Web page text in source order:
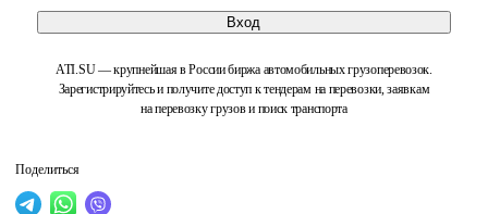
Вход
ATI.SU — крупнейшая в России биржа автомобильных грузоперевозок.
Зарегистрируйтесь и получите доступ к тендерам на перевозки, заявкам
на перевозку грузов и поиск транспорта
Поделиться